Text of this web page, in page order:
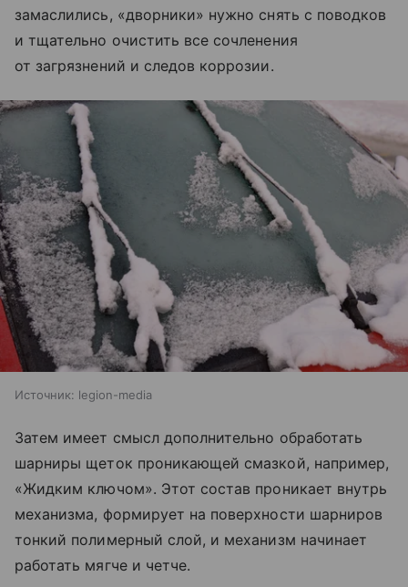
замаслились, «дворники» нужно снять с поводков
и тщательно очистить все сочленения
от загрязнений и следов коррозии.
Источник: legion-media
Затем имеет смысл дополнительно обработать
шарниры щеток проникающей смазкой, например,
«Жидким ключом». Этот состав проникает внутрь
механизма, формирует на поверхности шарниров
тонкий полимерный слой, и механизм начинает
работать мягче и четче.